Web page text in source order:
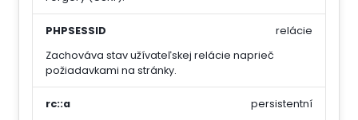
PHPSESSID
Zachováva stav užívateľskej relácie naprieč
požiadavkami na stránky.
relácie
rc::a
persistentní